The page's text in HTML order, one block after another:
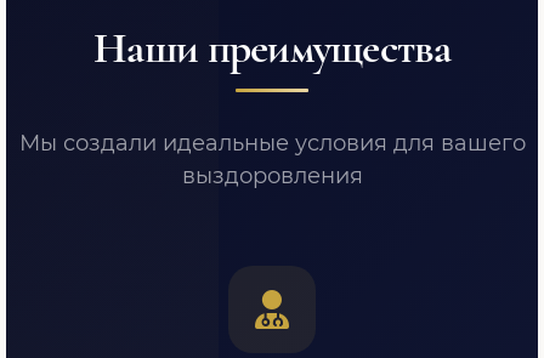
Наши преимущества
Мы создали идеальные условия для вашего
выздоровления